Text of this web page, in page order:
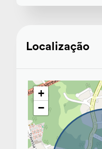
Localização
+
−